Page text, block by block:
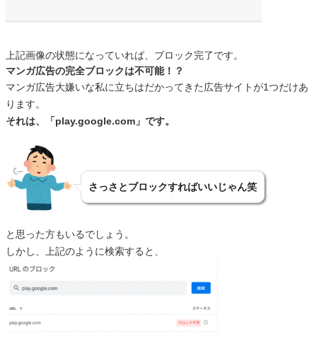
上記画像の状態になっていれば、ブロック完了です。
マンガ広告の完全ブロックは不可能！？
マンガ広告大嫌いな私に立ちはだかってきた広告サイトが1つだけあ
ります。
それは、「play.google.com」です。
さっさとブロックすればいいじゃん笑
と思った方もいるでしょう。
しかし、上記のように検索すると、